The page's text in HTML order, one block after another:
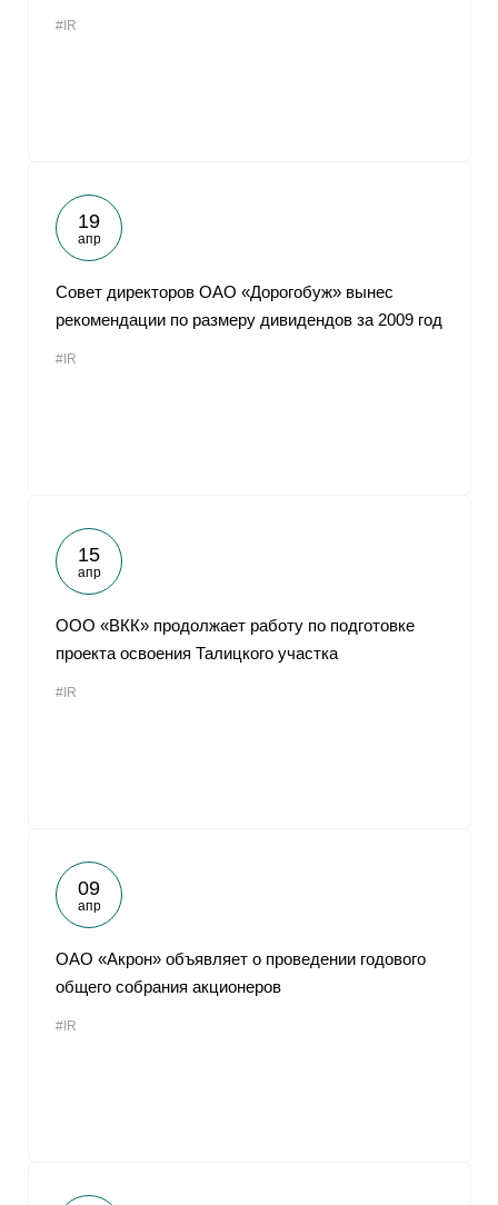
#IR
19
апр
Совет директоров ОАО «Дорогобуж» вынес
рекомендации по размеру дивидендов за 2009 год
#IR
15
апр
ООО «ВКК» продолжает работу по подготовке
проекта освоения Талицкого участка
#IR
09
апр
ОАО «Акрон» объявляет о проведении годового
общего собрания акционеров
#IR